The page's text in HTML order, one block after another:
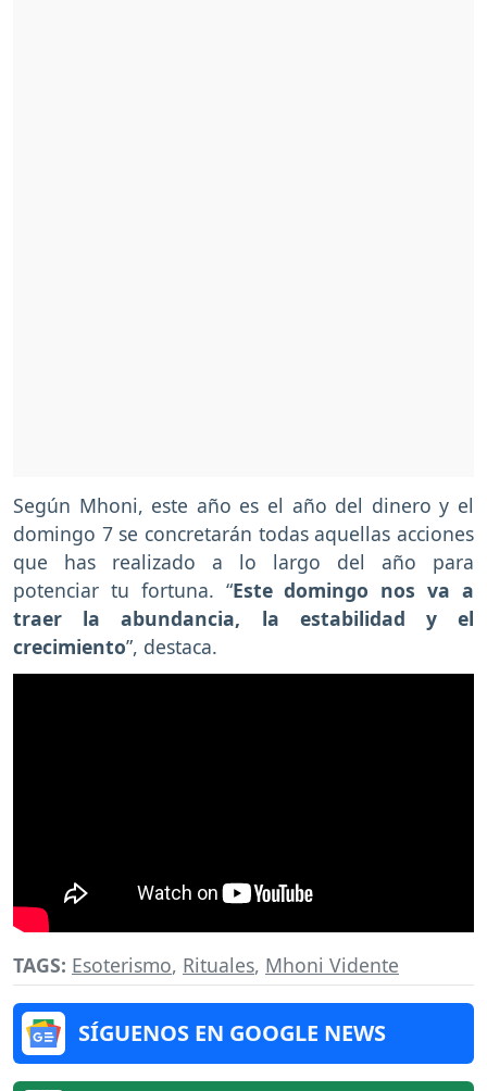
Según Mhoni, este año es el año del dinero y el
domingo 7 se concretarán todas aquellas acciones
que has realizado a lo largo del año para
potenciar tu fortuna. “Este domingo nos va a
traer la abundancia, la estabilidad y el
crecimiento”, destaca.
TAGS: Esoterismo, Rituales, Mhoni Vidente
SÍGUENOS EN GOOGLE NEWS